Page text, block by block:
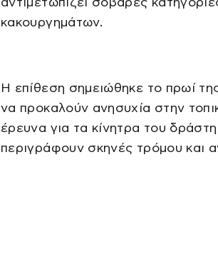
κακουργημάτων.
Η επίθεση σημειώθηκε το πρωί
να προκαλούν ανησυχία στην
έρευνα για τα κίνητρα του
περιγράφουν σκηνές τρόμου και